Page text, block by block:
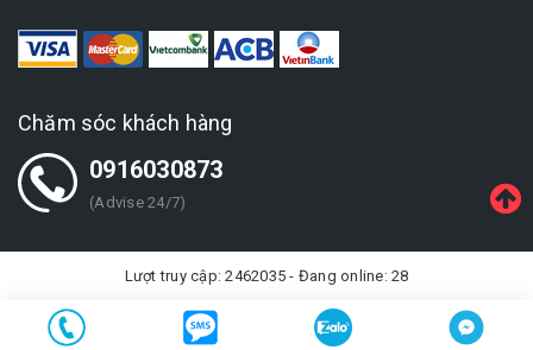
Chăm sóc khách hàng
0916030873
(Advise 24/7)
Lượt truy cập: 2462035 - Đang online: 28